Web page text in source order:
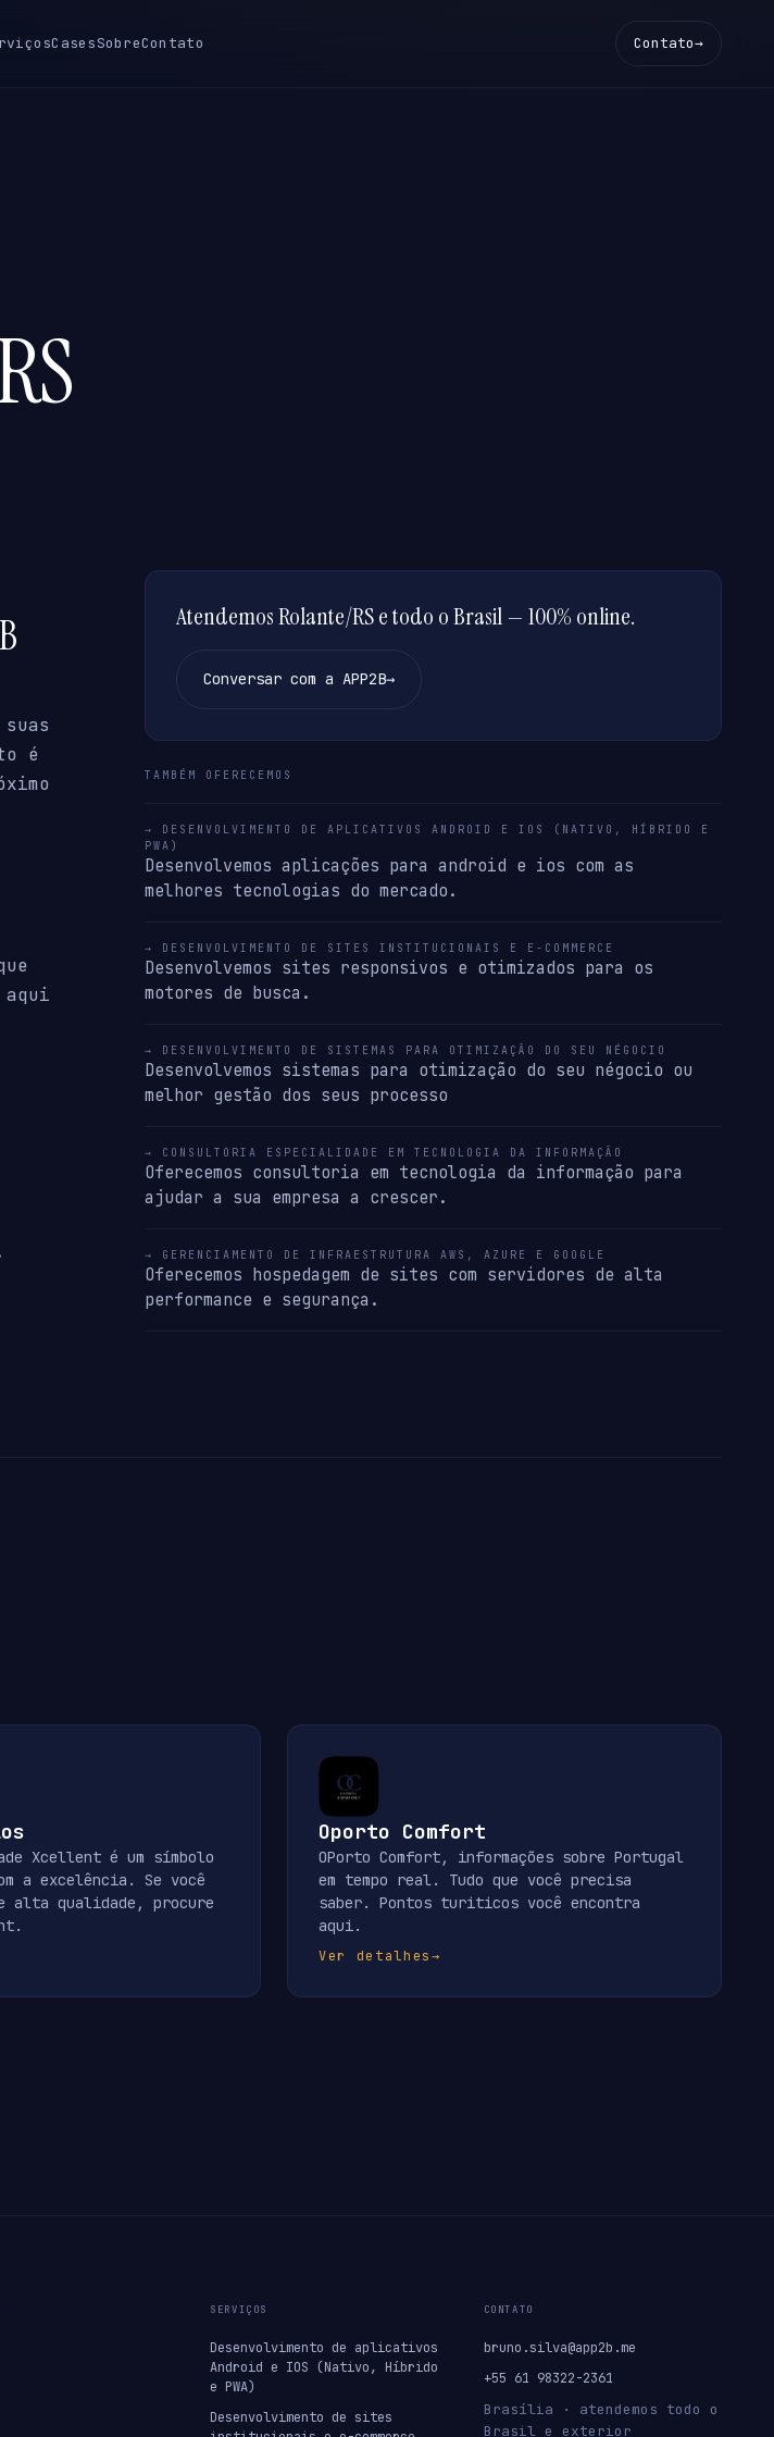
CasesSobreContato Contato→
é
Atendemos Rolante/RS e todo o Brasil — 100% online.
Conversar com a APP2B→
TAMBÉM OFERECEMOS
→ DESENVOLVIMENTO DE APLICATIVOS ANDROID E IOS (NATIVO, HÍBRIDO E
PWA)
Desenvolvemos aplicações para android e ios com as
melhores tecnologias do mercado.
→ DESENVOLVIMENTO DE SITES INSTITUCIONAIS E E-COMMERCE
Desenvolvemos sites responsivos e otimizados para os
motores de busca.
→ DESENVOLVIMENTO DE SISTEMAS PARA OTIMIZAÇÃO DO SEU NÉGOCIO
Desenvolvemos sistemas para otimização do seu négocio ou
melhor gestão dos seus processo
→ CONSULTORIA ESPECIALIDADE EM TECNOLOGIA DA INFORMAÇÃO
Oferecemos consultoria em tecnologia da informação para
ajudar a sua empresa a crescer.
→ GERENCIAMENTO DE INFRAESTRUTURA AWS, AZURE E GOOGLE
Oferecemos hospedagem de sites com servidores de alta
performance e segurança.
Xcellent é um símbolo
a excelência. Se você
alta qualidade, procure
Oporto Comfort
OPorto Comfort, informações sobre Portugal
em tempo real. Tudo que você precisa
saber. Pontos turiticos você encontra
aqui.
Ver detalhes→
SERVIÇOS
Desenvolvimento de aplicativos
Android e IOS (Nativo, Híbrido
e PWA)
Desenvolvimento de sites
CONTATO
bruno.silva@app2b.me
+55 61 98322-2361
Brasília · atendemos todo o
Brasil e exterior